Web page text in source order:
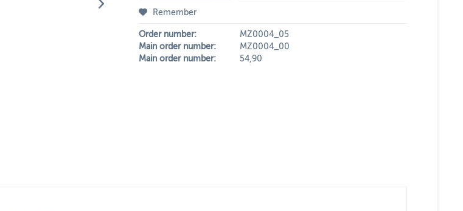
Remember
Order number:
MZ0004_05
Main order number:
MZ0004_00
Main order number:
54,90